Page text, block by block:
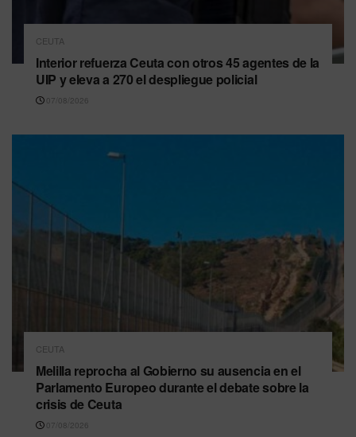
CEUTA
Interior refuerza Ceuta con otros 45 agentes de la
UIP y eleva a 270 el despliegue policial
07/08/2026
CEUTA
Melilla reprocha al Gobierno su ausencia en el
Parlamento Europeo durante el debate sobre la
crisis de Ceuta
07/08/2026